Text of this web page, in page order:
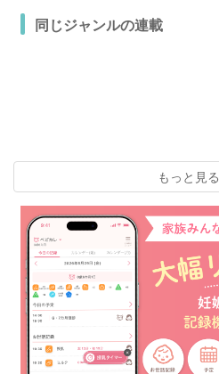
同じジャンルの連載
もっと見る